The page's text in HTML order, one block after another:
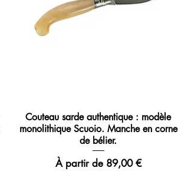
Couteau sarde authentique : modèle
monolithique Scuoio. Manche en corne
de bélier.
À partir de 89,00 €
Prix promotionnel